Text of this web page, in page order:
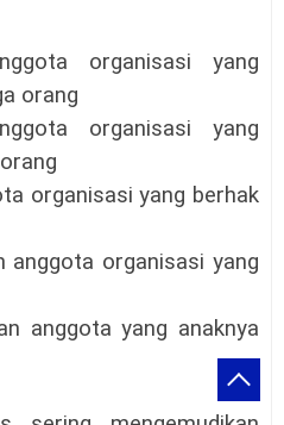
organisasi yang
orang
organisasi yang
organisasi yang berhak
anggota organisasi yang
anggota yang anaknya